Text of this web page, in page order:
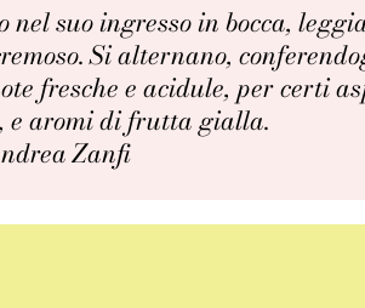
nel suo ingresso in bocca,
Si alternano,
fresche e acidule, per certi
e aromi di frutta gialla.
Zanfi